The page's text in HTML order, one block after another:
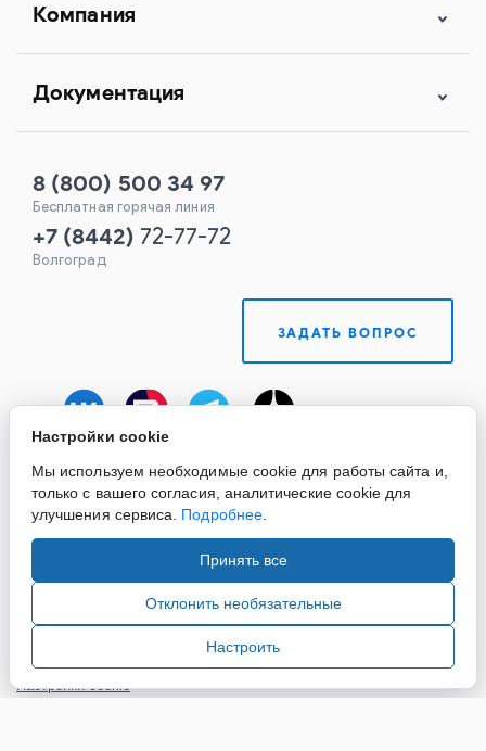
Компания
Документация
8 (800) 500 34 97
Бесплатная горячая линия
+7 (8442) 72-77-72
Волгоград
ЗАДАТЬ ВОПРОС
информации и материалов сайта, ссылка на источник
обязательна.
Настройки cookie
Настройки cookie
Мы используем необходимые cookie для работы сайта и,
только с вашего согласия, аналитические cookie для
улучшения сервиса. Подробнее.
Принять все
Отклонить необязательные
Настроить